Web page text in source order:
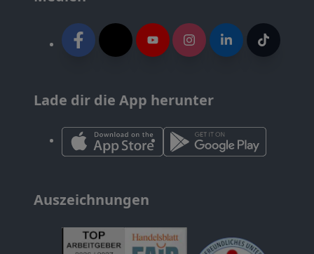
Lade dir die App herunter
Auszeichnungen